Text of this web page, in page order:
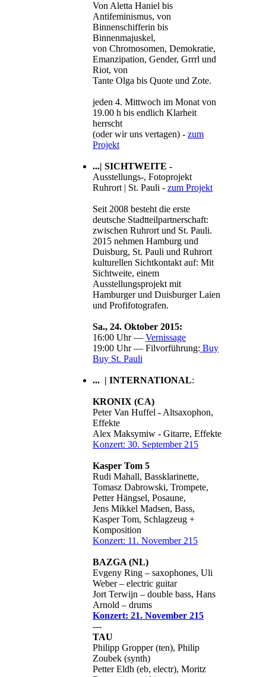
Von Aletta Haniel bis
Antifeminismus, von
Binnenschifferin bis
Binnenmajuskel,
von Chromosomen, Demokratie,
Emanzipation, Gender, Grrrl und
Riot, von
Tante Olga bis Quote und Zote.
jeden 4. Mittwoch im Monat von
19.00 h bis endlich Klarheit
herrscht
(oder wir uns vertagen) - zum
Projekt
...| SICHTWEITE -
Ausstellungs-, Fotoprojekt
Ruhrort | St. Pauli - zum Projekt
Seit 2008 besteht die erste
deutsche Stadtteilpartnerschaft:
zwischen Ruhrort und St. Pauli.
2015 nehmen Hamburg und
Duisburg, St. Pauli und Ruhrort
kulturellen Sichtkontakt auf: Mit
Sichtweite, einem
Ausstellungsprojekt mit
Hamburger und Duisburger Laien
und Profifotografen.
Sa., 24. Oktober 2015:
16:00 Uhr — Vernissage
19:00 Uhr — Filvorführung: Buy
Buy St. Pauli
... | INTERNATIONAL:
KRONIX (CA)
Peter Van Huffel - Altsaxophon,
Effekte
Alex Maksymiw - Gitarre, Effekte
Konzert: 30. September 215
Kasper Tom 5
Rudi Mahall, Bassklarinette,
Tomasz Dabrowski, Trompete,
Petter Hängsel, Posaune,
Jens Mikkel Madsen, Bass,
Kasper Tom, Schlagzeug +
Komposition
Konzert: 11. November 215
BAZGA (NL)
Evgeny Ring – saxophones, Uli
Weber – electric guitar
Jort Terwijn – double bass, Hans
Arnold – drums
Konzert: 21. November 215
---
TAU
Philipp Gropper (ten), Philip
Zoubek (synth)
Petter Eldh (eb, electr), Moritz